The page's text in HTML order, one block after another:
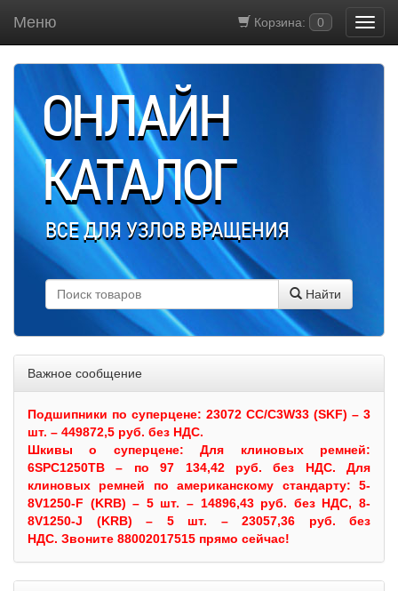
Корзина: 0
Меню
ОНЛАЙН
КАТАЛОГ
ВСЕ ДЛЯ УЗЛОВ ВРАЩЕНИЯ
Найти
Важное сообщение
Подшипники по суперцене: 23072 CC/C3W33 (SKF) – 3
шт. – 449872,5 руб. без НДС.
Шкивыо суперцене:Для клиновых ремней:
6SPC1250TB – по 97 134,42 руб. без НДС. Для
клиновых ремней по американскому стандарту: 5-
8V1250-F (KRB) – 5 шт. – 14896,43 руб. без НДС, 8-
8V1250-J (KRB) – 5 шт. – 23057,36 руб. без
НДС. Звоните 88002017515 прямо сейчас!